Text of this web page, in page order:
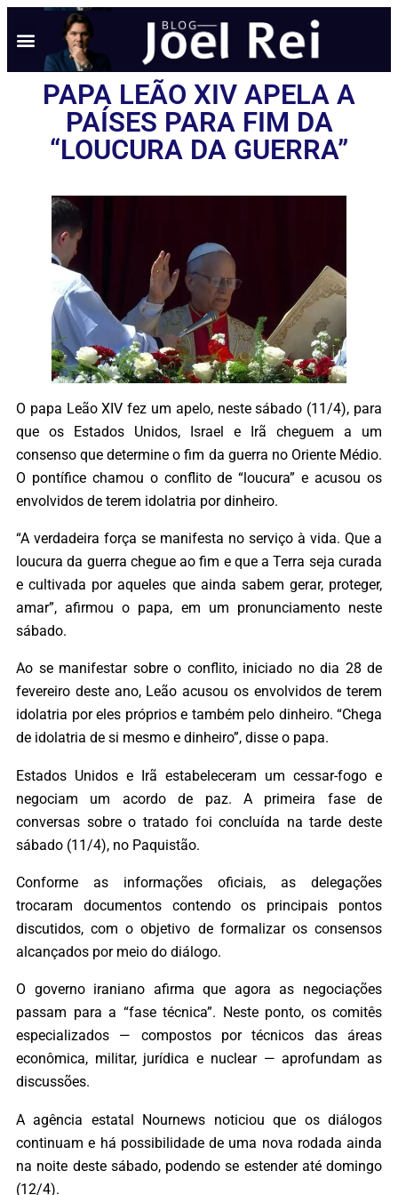
PAPA LEÃO XIV APELA A
PAÍSES PARA FIM DA
“LOUCURA DA GUERRA”
O papa Leão XIV fez um apelo, neste sábado (11/4), para
que os Estados Unidos, Israel e Irã cheguem a um
consenso que determine o fim da guerra no Oriente Médio.
O pontífice chamou o conflito de “loucura” e acusou os
envolvidos de terem idolatria por dinheiro.
“A verdadeira força se manifesta no serviço à vida. Que a
loucura da guerra chegue ao fim e que a Terra seja curada
e cultivada por aqueles que ainda sabem gerar, proteger,
amar”, afirmou o papa, em um pronunciamento neste
sábado.
Ao se manifestar sobre o conflito, iniciado no dia 28 de
fevereiro deste ano, Leão acusou os envolvidos de terem
idolatria por eles próprios e também pelo dinheiro. “Chega
de idolatria de si mesmo e dinheiro”, disse o papa.
Estados Unidos e Irã estabeleceram um cessar-fogo e
negociam um acordo de paz. A primeira fase de
conversas sobre o tratado foi concluída na tarde deste
sábado (11/4), no Paquistão.
Conforme as informações oficiais, as delegações
trocaram documentos contendo os principais pontos
discutidos, com o objetivo de formalizar os consensos
alcançados por meio do diálogo.
O governo iraniano afirma que agora as negociações
passam para a “fase técnica”. Neste ponto, os comitês
especializados — compostos por técnicos das áreas
econômica, militar, jurídica e nuclear — aprofundam as
discussões.
A agência estatal Nournews noticiou que os diálogos
continuam e há possibilidade de uma nova rodada ainda
na noite deste sábado, podendo se estender até domingo
(12/4).